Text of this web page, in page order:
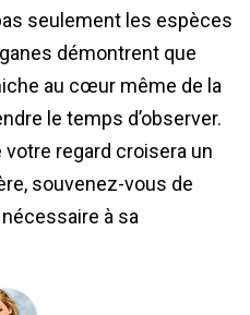
seulement les espèces
démontrent que
au cœur même de la
le temps d’observer.
regard croisera un
souvenez-vous de
à sa